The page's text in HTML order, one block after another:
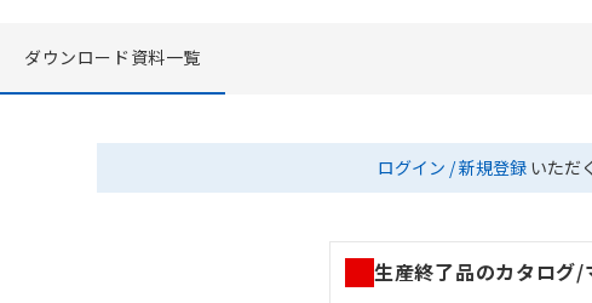
ダウンロード資料一覧
ログイン / 新規登録 いただ
生産終了品のカタログ/